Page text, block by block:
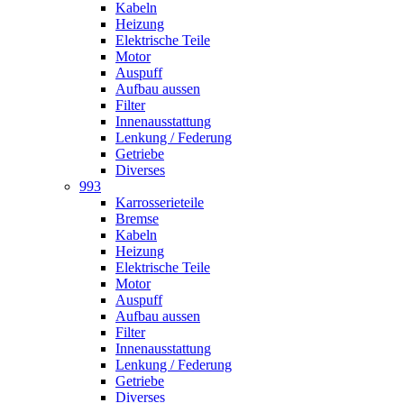
Kabeln
Heizung
Elektrische Teile
Motor
Auspuff
Aufbau aussen
Filter
Innenausstattung
Lenkung / Federung
Getriebe
Diverses
993
Karrosserieteile
Bremse
Kabeln
Heizung
Elektrische Teile
Motor
Auspuff
Aufbau aussen
Filter
Innenausstattung
Lenkung / Federung
Getriebe
Diverses